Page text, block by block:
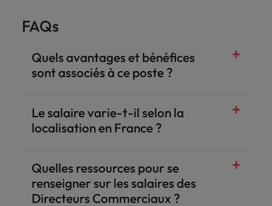
FAQs
Quels avantages et bénéfices
sont associés à ce poste ?
Le salaire varie-t-il selon la
localisation en France ?
Quelles ressources pour se
renseigner sur les salaires des
Directeurs Commerciaux ?